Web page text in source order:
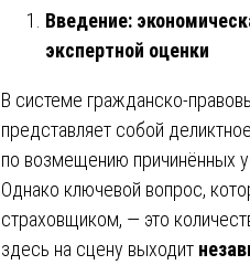
Введение:
экспертной оценки
В системе гражданско-
представляет собой
по возмещению причинённых
Однако ключевой вопрос,
страховщиком, — это
здесь на сцену выходит